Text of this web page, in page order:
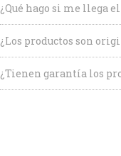
¿Qué hago si me llega
¿Los productos son
¿Tienen garantía los